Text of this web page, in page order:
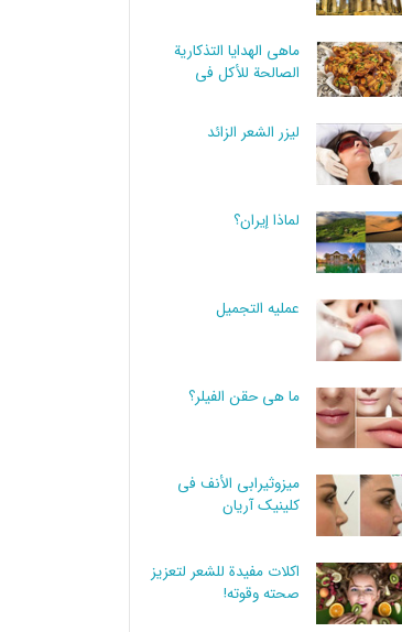
ماهي الهدايا التذكارية
الصالحة للأكل في
لیزر الشعر الزائد
لماذا إيران؟
عملیه التجمیل
ما هي حقن الفيلر؟
میزوثیرابي الأنف في
کلینیک آریان
اكلات مفيدة للشعر لتعزيز
صحته وقوته!